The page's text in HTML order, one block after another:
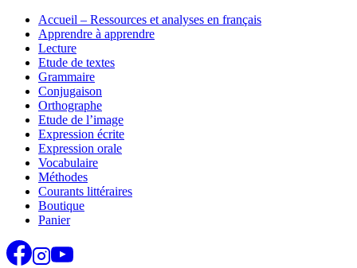
Aller
contenu
Accueil – Ressources et analyses en français
Apprendre à apprendre
Lecture
Etude de textes
Grammaire
Conjugaison
Orthographe
Etude de l’image
Expression écrite
Expression orale
Vocabulaire
Méthodes
Courants littéraires
Boutique
Panier